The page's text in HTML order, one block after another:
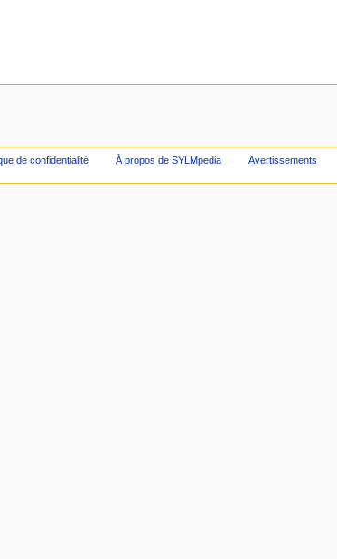
de confidentialité À propos de SYLMpedia Avertissements